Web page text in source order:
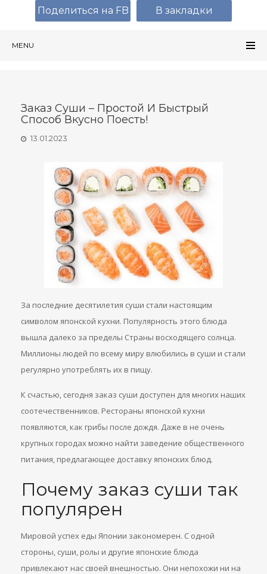
MENU
Заказ Суши – Простой И Быстрый
Способ Вкусно Поесть!
13.01.2023
За последние десятилетия суши стали настоящим
символом японской кухни. Популярность этого блюда
вышла далеко за пределы Страны восходящего солнца.
Миллионы людей по всему миру влюбились в суши и стали
регулярно употреблять их в пищу.
К счастью, сегодня заказ суши доступен для многих наших
соотечественников. Рестораны японской кухни
появляются, как грибы после дождя. Даже в не очень
крупных городах можно найти заведение общественного
питания, предлагающее доставку японских блюд.
Почему заказ суши так
популярен
Мировой успех еды Японии закономерен. С одной
стороны, суши, ролы и другие японские блюда
привлекают нас своей внешностью. Они непохожи ни на
Поделиться на FB В закладки